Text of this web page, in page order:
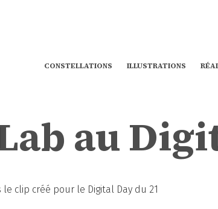
CONSTELLATIONS ILLUSTRATIONS
au
clip créé pour le Digital Day du 21